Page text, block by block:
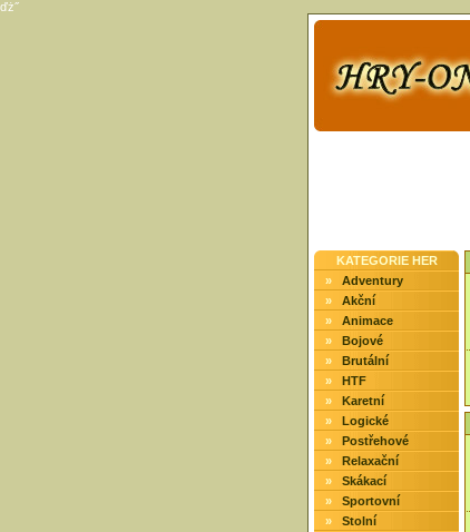
ďż˝
KATEGORIE HER
» Adventury
» Akční
» Animace
» Bojové
» Brutální
» HTF
» Karetní
» Logické
» Postřehové
» Relaxační
» Skákací
» Sportovní
» Stolní